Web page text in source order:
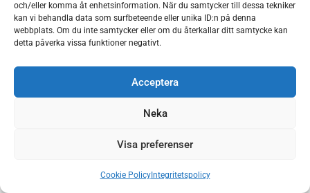
och/eller komma åt enhetsinformation. När du samtycker till dessa tekniker
kan vi behandla data som surfbeteende eller unika ID:n på denna
webbplats. Om du inte samtycker eller om du återkallar ditt samtycke kan
detta påverka vissa funktioner negativt.
Acceptera
Neka
Visa preferenser
Cookie PolicyIntegritetspolicy